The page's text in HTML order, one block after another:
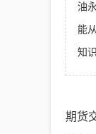
油
能
知
期货